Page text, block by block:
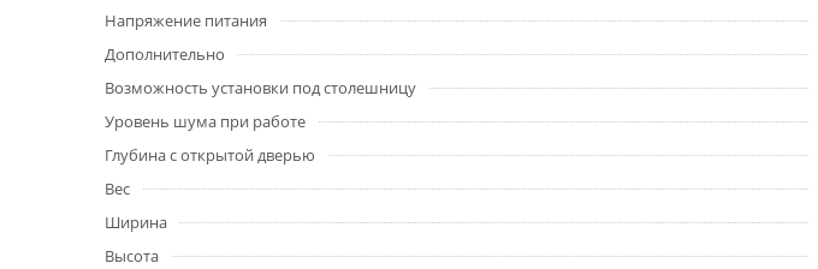
Напряжение питания
Дополнительно
Возможность установки под столешницу
Уровень шума при работе
Глубина с открытой дверью
Вес
Ширина
Высота